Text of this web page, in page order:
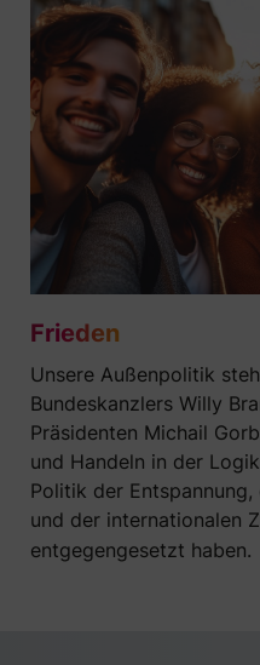
Frieden
Unsere Außenpolitik
Bundeskanzlers Willy
Präsidenten Michail
und Handeln in der
Politik der
und der internationalen
entgegengesetzt haben.